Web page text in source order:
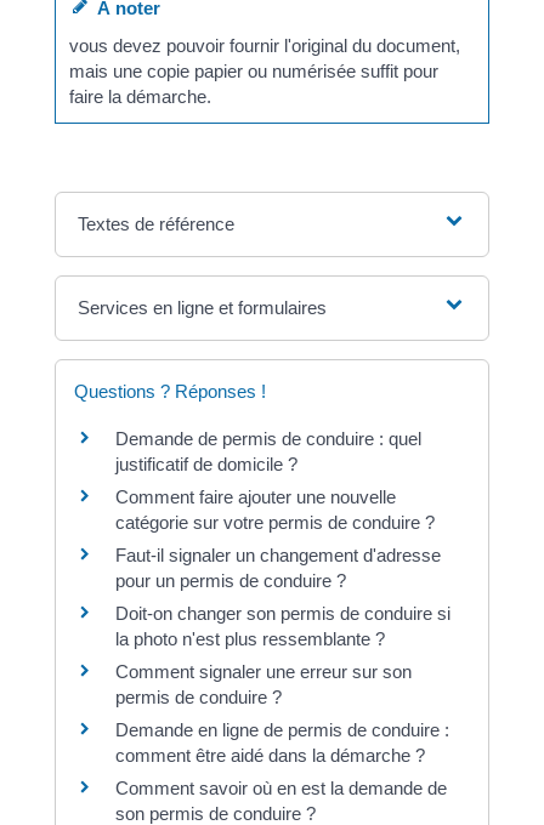
À noter
vous devez pouvoir fournir l'original du document,
mais une copie papier ou numérisée suffit pour
faire la démarche.
Textes de référence
Services en ligne et formulaires
Questions ? Réponses !
Demande de permis de conduire : quel
justificatif de domicile ?
Comment faire ajouter une nouvelle
catégorie sur votre permis de conduire ?
Faut-il signaler un changement d'adresse
pour un permis de conduire ?
Doit-on changer son permis de conduire si
la photo n'est plus ressemblante ?
Comment signaler une erreur sur son
permis de conduire ?
Demande en ligne de permis de conduire :
comment être aidé dans la démarche ?
Comment savoir où en est la demande de
son permis de conduire ?